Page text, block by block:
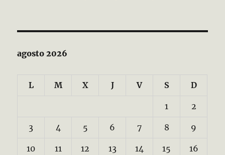
agosto 2026
L M X J V S D
1 2
3 4 5 6 7 8 9
10 11 12 13 14 15 16